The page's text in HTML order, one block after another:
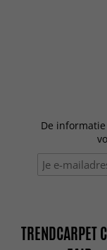
De
TRENDCARPET